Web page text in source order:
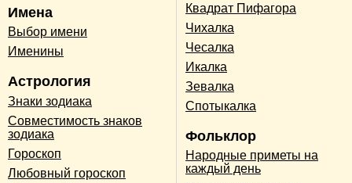
Имена
Выбор имени
Именины
Астрология
Знаки зодиака
Совместимость знаков
зодиака
Гороскоп
Любовный гороскоп
Квадрат Пифагора
Чихалка
Чесалка
Икалка
Зевалка
Спотыкалка
Фольклор
Народные приметы на
каждый день